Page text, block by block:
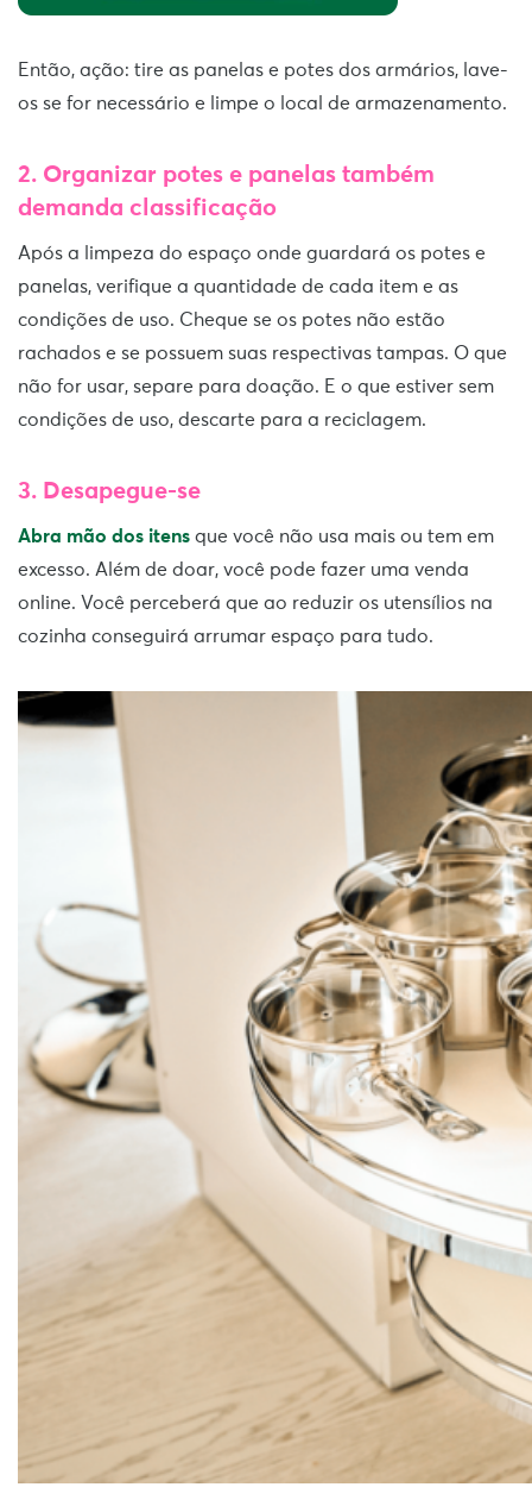
Então, ação: tire as panelas e potes dos armários, lave-
os se for necessário e limpe o local de armazenamento.
2. Organizar potes e panelas também
demanda classificação
Após a limpeza do espaço onde guardará os potes e
panelas, verifique a quantidade de cada item e as
condições de uso. Cheque se os potes não estão
rachados e se possuem suas respectivas tampas. O que
não for usar, separe para doação. E o que estiver sem
condições de uso, descarte para a reciclagem.
3. Desapegue-se
Abra mão dos itens que você não usa mais ou tem em
excesso. Além de doar, você pode fazer uma venda
online. Você perceberá que ao reduzir os utensílios na
cozinha conseguirá arrumar espaço para tudo.